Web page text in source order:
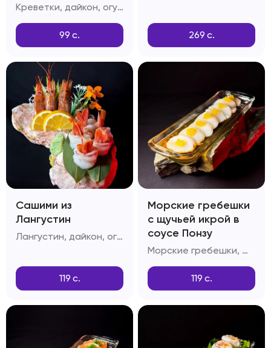
Креветки, дайкон, огурцы, лимон
99 с. 269 с.
Сашими из
Лангустин
Лангустин, дайкон, огурцы, лимон
119 с.
Морские гребешки
с щучьей икрой в
соусе Понзу
Морские гребешки, щучья икра, соус Понзу
119 с.